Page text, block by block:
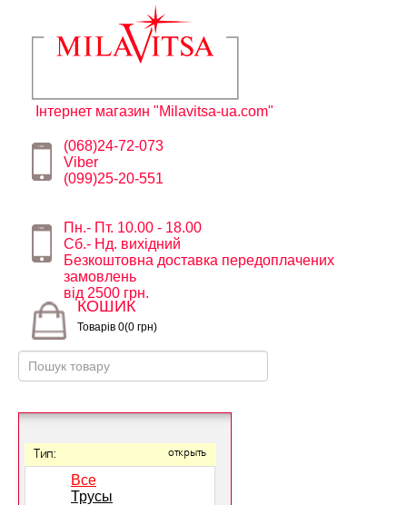
Інтернет магазин "Milavitsa-ua.com"
(068)24-72-073
Viber
(099)25-20-551
Пн.- Пт. 10.00 - 18.00
Сб.- Нд. вихідний
Безкоштовна доставка передоплачених
замовлень
від 2500 грн.
КОШИК
Товарів 0(0 грн)
Тип: открыть
Все
Трусы